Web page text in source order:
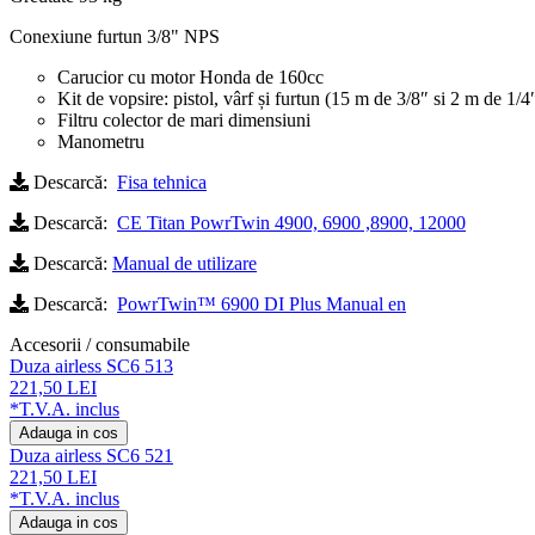
Conexiune furtun 3/8" NPS
Carucior cu motor Honda de 160cc
Kit de vopsire: pistol, vârf și furtun (15 m de 3/8″ si 2 m de 1/
Filtru colector de mari dimensiuni
Manometru
Descarcă: Fisa tehnica
Descarcă: CE Titan PowrTwin 4900, 6900 ,8900, 12000
Descarcă: Manual de utilizare
Descarcă: PowrTwin™ 6900 DI Plus Manual en
Accesorii / consumabile
Duza airless SC6 513
221,50 LEI
*T.V.A. inclus
Adauga in cos
Duza airless SC6 521
221,50 LEI
*T.V.A. inclus
Adauga in cos